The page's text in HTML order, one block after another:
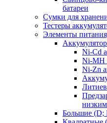
батареи
Сумки для
Тестеры
Элементы
Ni-Cd
Ni-MH
Ni-Zn
Большие (D;